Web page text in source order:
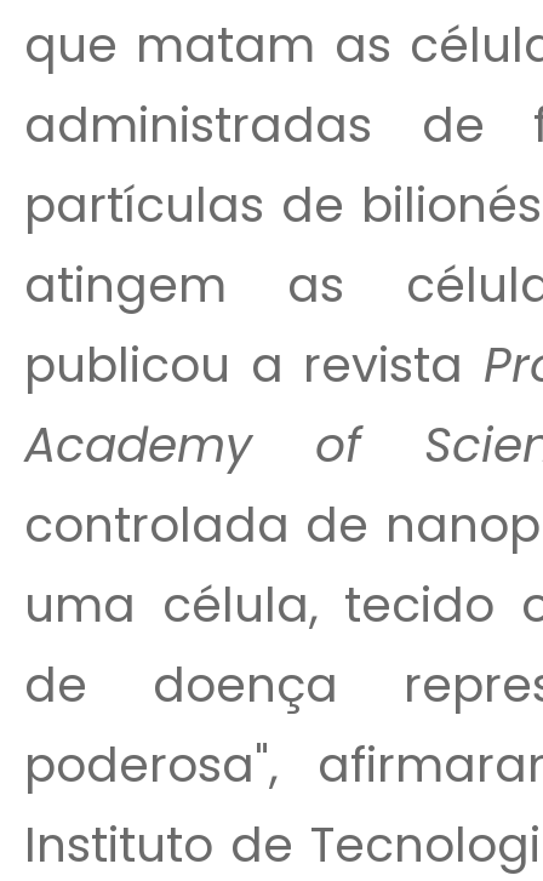
que matam as
administradas
partículas de
atingem as
publicou a revista
Academy of
controlada de
uma célula, tecido
de doença
poderosa",
Instituto de